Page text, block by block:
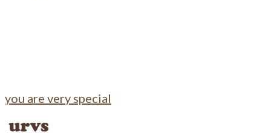
you are very special